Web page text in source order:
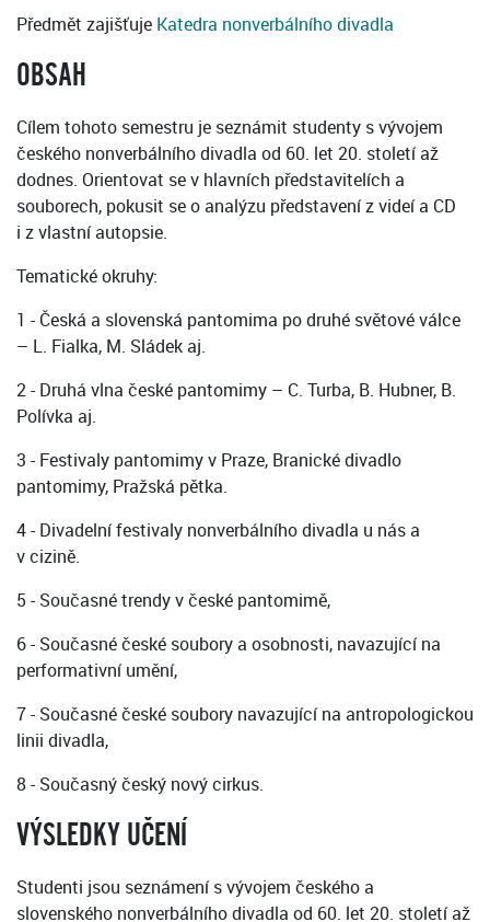
Předmět zajišťuje Katedra nonverbálního divadla
OBSAH
Cílem tohoto semestru je seznámit studenty s vývojem
českého nonverbálního divadla od 60. let 20. století až
dodnes. Orientovat se v hlavních představitelích a
souborech, pokusit se o analýzu představení z videí a CD
i z vlastní autopsie.
Tematické okruhy:
1 - Česká a slovenská pantomima po druhé světové válce
– L. Fialka, M. Sládek aj.
2 - Druhá vlna české pantomimy – C. Turba, B. Hubner, B.
Polívka aj.
3 - Festivaly pantomimy v Praze, Branické divadlo
pantomimy, Pražská pětka.
4 - Divadelní festivaly nonverbálního divadla u nás a
v cizině.
5 - Současné trendy v české pantomimě,
6 - Současné české soubory a osobnosti, navazující na
performativní umění,
7 - Současné české soubory navazující na antropologickou
linii divadla,
8 - Současný český nový cirkus.
VÝSLEDKY UČENÍ
Studenti jsou seznámení s vývojem českého a
slovenského nonverbálního divadla od 60. let 20. století až